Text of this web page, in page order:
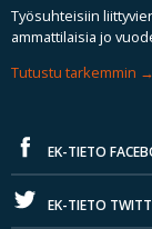
Työsuhteisiin
ammattilaisia jo
Tutustu tarkemmin
EK-TIETO
EK-TIETO